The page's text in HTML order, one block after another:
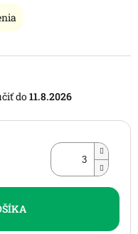
11.8.2026